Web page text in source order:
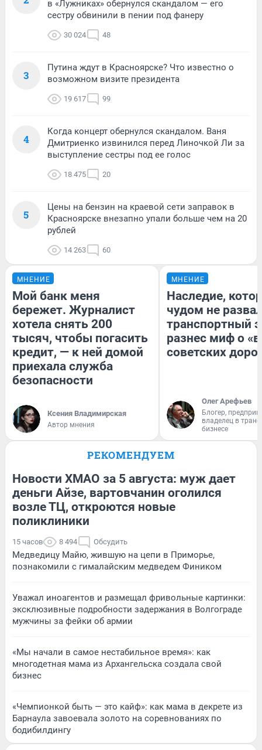
в «Лужниках» обернулся скандалом — его
сестру обвинили в пении под фанеру
30 024 48
3
Путина ждут в Красноярске? Что известно о
возможном визите президента
19 617 99
4
Когда концерт обернулся скандалом. Ваня
Дмитриенко извинился перед Линочкой Ли за
выступление сестры под ее голос
18 475 20
5
Цены на бензин на краевой сети заправок в
Красноярске внезапно упали больше чем на 20
рублей
14 263 60
МНЕНИЕ
Мой банк меня
бережет. Журналист
хотела снять 200
тысяч, чтобы погасить
кредит, — к ней домой
приехала служба
безопасности
Ксения Владимирская
Автор мнения
МНЕНИЕ
Наследие,
чудом не
транспортный
разнес миф о
советских
Олег Арефьев
Блогер,
владелец в
бизнесе
РЕКОМЕНДУЕМ
Новости ХМАО за 5 августа: муж дает
деньги Айзе, вартовчанин оголился
возле ТЦ, откроются новые
поликлиники
15 часов 8 494 Обсудить
Медведицу Майю, жившую на цепи в Приморье,
познакомили с гималайским медведем Фиником
Уважал иноагентов и размещал фривольные картинки:
эксклюзивные подробности задержания в Волгограде
мужчины за фейки об армии
«Мы начали в самое нестабильное время»: как
многодетная мама из Архангельска создала свой
бизнес
«Чемпионкой быть — это кайф»: как мама в декрете из
Барнаула завоевала золото на соревнованиях по
бодибилдингу